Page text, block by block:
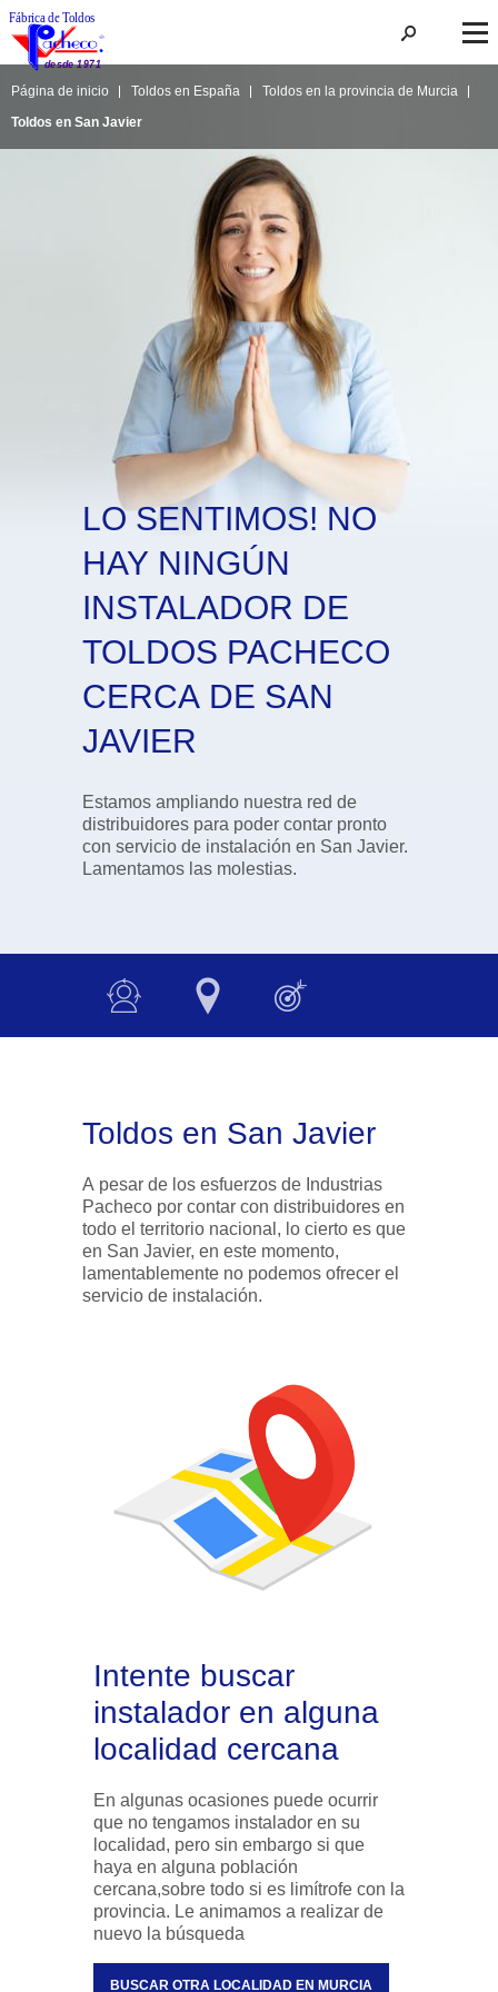
Página de inicio Toldos en España
Toldos en la provincia de Murcia
Toldos en San Javier
LO SENTIMOS! NO
HAY NINGÚN
INSTALADOR DE
TOLDOS PACHECO
CERCA DE SAN
JAVIER
Estamos ampliando nuestra red de
distribuidores para poder contar pronto
con servicio de instalación en San Javier.
Lamentamos las molestias.
Toldos en San Javier
A pesar de los esfuerzos de Industrias
Pacheco por contar con distribuidores en
todo el territorio nacional, lo cierto es que
en San Javier, en este momento,
lamentablemente no podemos ofrecer el
servicio de instalación.
Intente buscar
instalador en alguna
localidad cercana
En algunas ocasiones puede ocurrir
que no tengamos instalador en su
localidad, pero sin embargo si que
haya en alguna población
cercana,sobre todo si es limítrofe con la
provincia. Le animamos a realizar de
nuevo la búsqueda
BUSCAR OTRA LOCALIDAD EN MURCIA